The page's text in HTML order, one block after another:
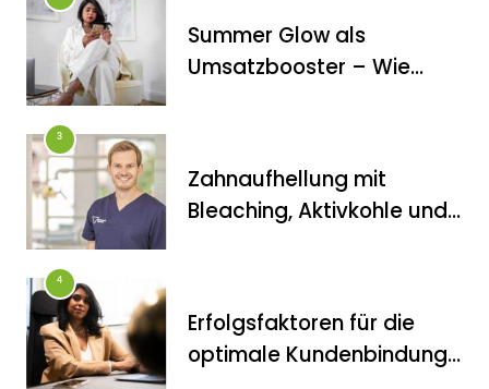
Summer Glow als
Umsatzbooster – Wie
3
Zahnaufhellung mit
Bleaching, Aktivkohle und
4
Erfolgsfaktoren für die
optimale Kundenbindung
FITNESS
Die perfekten Liegestütze
FITNESS
Inanna Medical Spa als einziges